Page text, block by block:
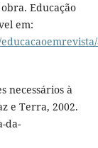
Educação
em:
necessários à
e Terra, 2002.
da-